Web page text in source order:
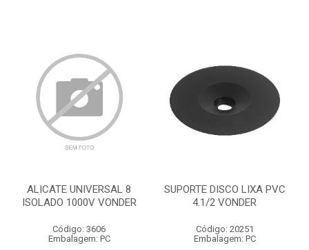
ALICATE UNIVERSAL 8
ISOLADO 1000V VONDER
Código: 3606
Embalagem: PC
SUPORTE DISCO LIXA PVC
4.1/2 VONDER
Código: 20251
Embalagem: PC